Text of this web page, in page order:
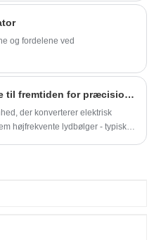
og fordelene ved
Hvad gør ultralydstransducere til fremtiden for præcisionsrengøring?
der konverterer elektrisk
højfrekvente lydbølger - typisk i
intense, men kontrollerede